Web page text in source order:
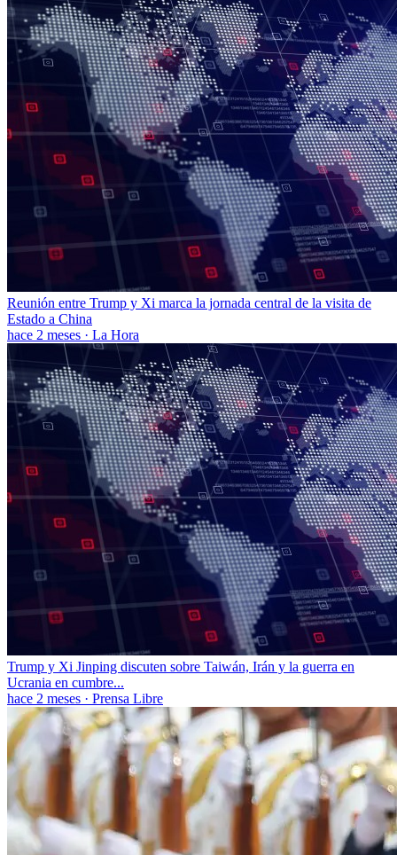
Reunión entre Trump y Xi marca la jornada central de la visita de
Estado a China
hace 2 meses · La Hora
Trump y Xi Jinping discuten sobre Taiwán, Irán y la guerra en
Ucrania en cumbre...
hace 2 meses · Prensa Libre